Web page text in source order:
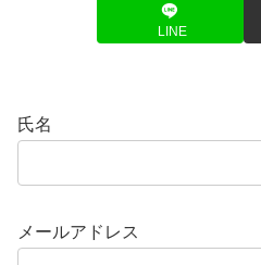
LINE
氏名
メールアドレス